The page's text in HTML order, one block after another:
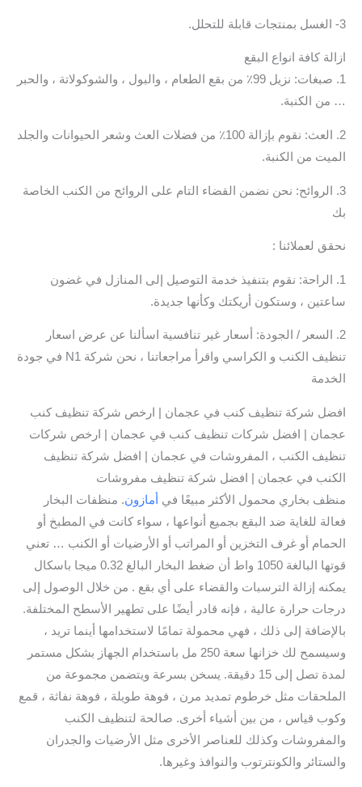
3- الغسل بمنتجات قابلة للتحلل.
ازالة كافة انواع البقع
1. صبغات: نزيل 99٪ من بقع الطعام ، والبول ، والشوكولاتة ، والحبر
… من الكنبة.
2. العث: نقوم بإزالة 100٪ من فضلات العث وشعر الحيوانات والجلد
الميت من الكنبة.
3. الروائح: نحن نضمن القضاء التام على الروائح من الكنب الخاصة
بك
نحقق لعملائنا :
1. الراحة: نقوم بتنفيذ خدمة التوصيل إلى المنازل في غضون
ساعتين ، وستكون أريكتك وكأنها جديدة.
2. السعر / الجودة: أسعار غير تنافسية اسألنا عن عرض اسعار
تنظيف الكنب و الكراسي واقرأ مراجعاتنا ، نحن شركة N1 في جودة
الخدمة
افضل شركة تنظيف كنب في عجمان | ارخص شركة تنظيف كنب
عجمان | افضل شركات تنظيف كنب في عجمان | ارخص شركات
تنظيف الكنب ، المفروشات في عجمان | افضل شركة تنظيف
الكنب في عجمان | افضل شركة تنظيف مفروشات
منظف ​​بخاري محمول الأكثر مبيعًا في أمازون. منظفات البخار
فعالة للغاية ضد البقع بجميع أنواعها ، سواء كانت في المطبخ أو
الحمام أو غرف التخزين أو المراتب أو الأرضيات أو الكنب … تعني
قوتها البالغة 1050 واط أن ضغط البخار البالغ 0.32 ميجا باسكال
يمكنه إزالة الترسبات والقضاء على أي بقع . من خلال الوصول إلى
درجات حرارة عالية ، فإنه قادر أيضًا على تطهير الأسطح المختلفة.
بالإضافة إلى ذلك ، فهي محمولة تمامًا لاستخدامها أينما تريد ،
وسيسمح لك خزانها سعة 250 مل باستخدام الجهاز بشكل مستمر
لمدة تصل إلى 15 دقيقة. يسخن بسرعة ويتضمن مجموعة من
الملحقات مثل خرطوم تمديد مرن ، فوهة طويلة ، فوهة نفاثة ، قمع
وكوب قياس ، من بين أشياء أخرى. صالحة لتنظيف الكنب
والمفروشات وكذلك للعناصر الأخرى مثل الأرضيات والجدران
والستائر والكونترتوب والنوافذ وغيرها.